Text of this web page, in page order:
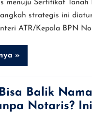
menuju Sertifikat
strategis ini
ATR/Kepala BPN
»
Balik
Notaris? Ini